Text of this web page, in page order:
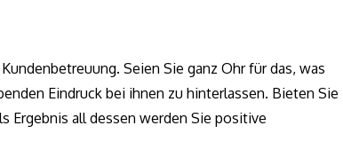
Seien Sie ganz Ohr für das, was
Eindruck bei ihnen zu hinterlassen. Bieten Sie
Ergebnis all dessen werden Sie positive